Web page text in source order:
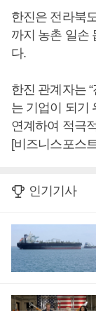
한진은 전라북
까지 농촌 일손
다.
한진 관계자는
는 기업이 되기
연계하여 적극
[비즈니스포스
인기기사